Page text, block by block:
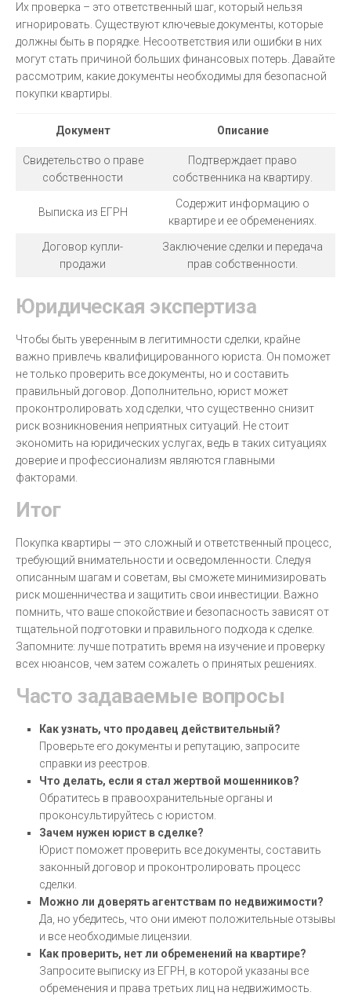
Их проверка – это ответственный шаг, который нельзя
игнорировать. Существуют ключевые документы, которые
должны быть в порядке. Несоответствия или ошибки в них
могут стать причиной больших финансовых потерь. Давайте
рассмотрим, какие документы необходимы для безопасной
покупки квартиры.
Документ Описание
Свидетельство о праве
собственности
Подтверждает право
собственника на квартиру.
Выписка из ЕГРН
Содержит информацию о
квартире и ее обременениях.
Договор купли-
продажи
Заключение сделки и передача
прав собственности.
Юридическая экспертиза
Чтобы быть уверенным в легитимности сделки, крайне
важно привлечь квалифицированного юриста. Он поможет
не только проверить все документы, но и составить
правильный договор. Дополнительно, юрист может
проконтролировать ход сделки, что существенно снизит
риск возникновения неприятных ситуаций. Не стоит
экономить на юридических услугах, ведь в таких ситуациях
доверие и профессионализм являются главными
факторами.
Итог
Покупка квартиры — это сложный и ответственный процесс,
требующий внимательности и осведомленности. Следуя
описанным шагам и советам, вы сможете минимизировать
риск мошенничества и защитить свои инвестиции. Важно
помнить, что ваше спокойствие и безопасность зависят от
тщательной подготовки и правильного подхода к сделке.
Запомните: лучше потратить время на изучение и проверку
всех нюансов, чем затем сожалеть о принятых решениях.
Часто задаваемые вопросы
Как узнать, что продавец действительный?
Проверьте его документы и репутацию, запросите
справки из реестров.
Что делать, если я стал жертвой мошенников?
Обратитесь в правоохранительные органы и
проконсультируйтесь с юристом.
Зачем нужен юрист в сделке?
Юрист поможет проверить все документы, составить
законный договор и проконтролировать процесс
сделки.
Можно ли доверять агентствам по недвижимости?
Да, но убедитесь, что они имеют положительные отзывы
и все необходимые лицензии.
Как проверить, нет ли обременений на квартире?
Запросите выписку из ЕГРН, в которой указаны все
обременения и права третьих лиц на недвижимость.